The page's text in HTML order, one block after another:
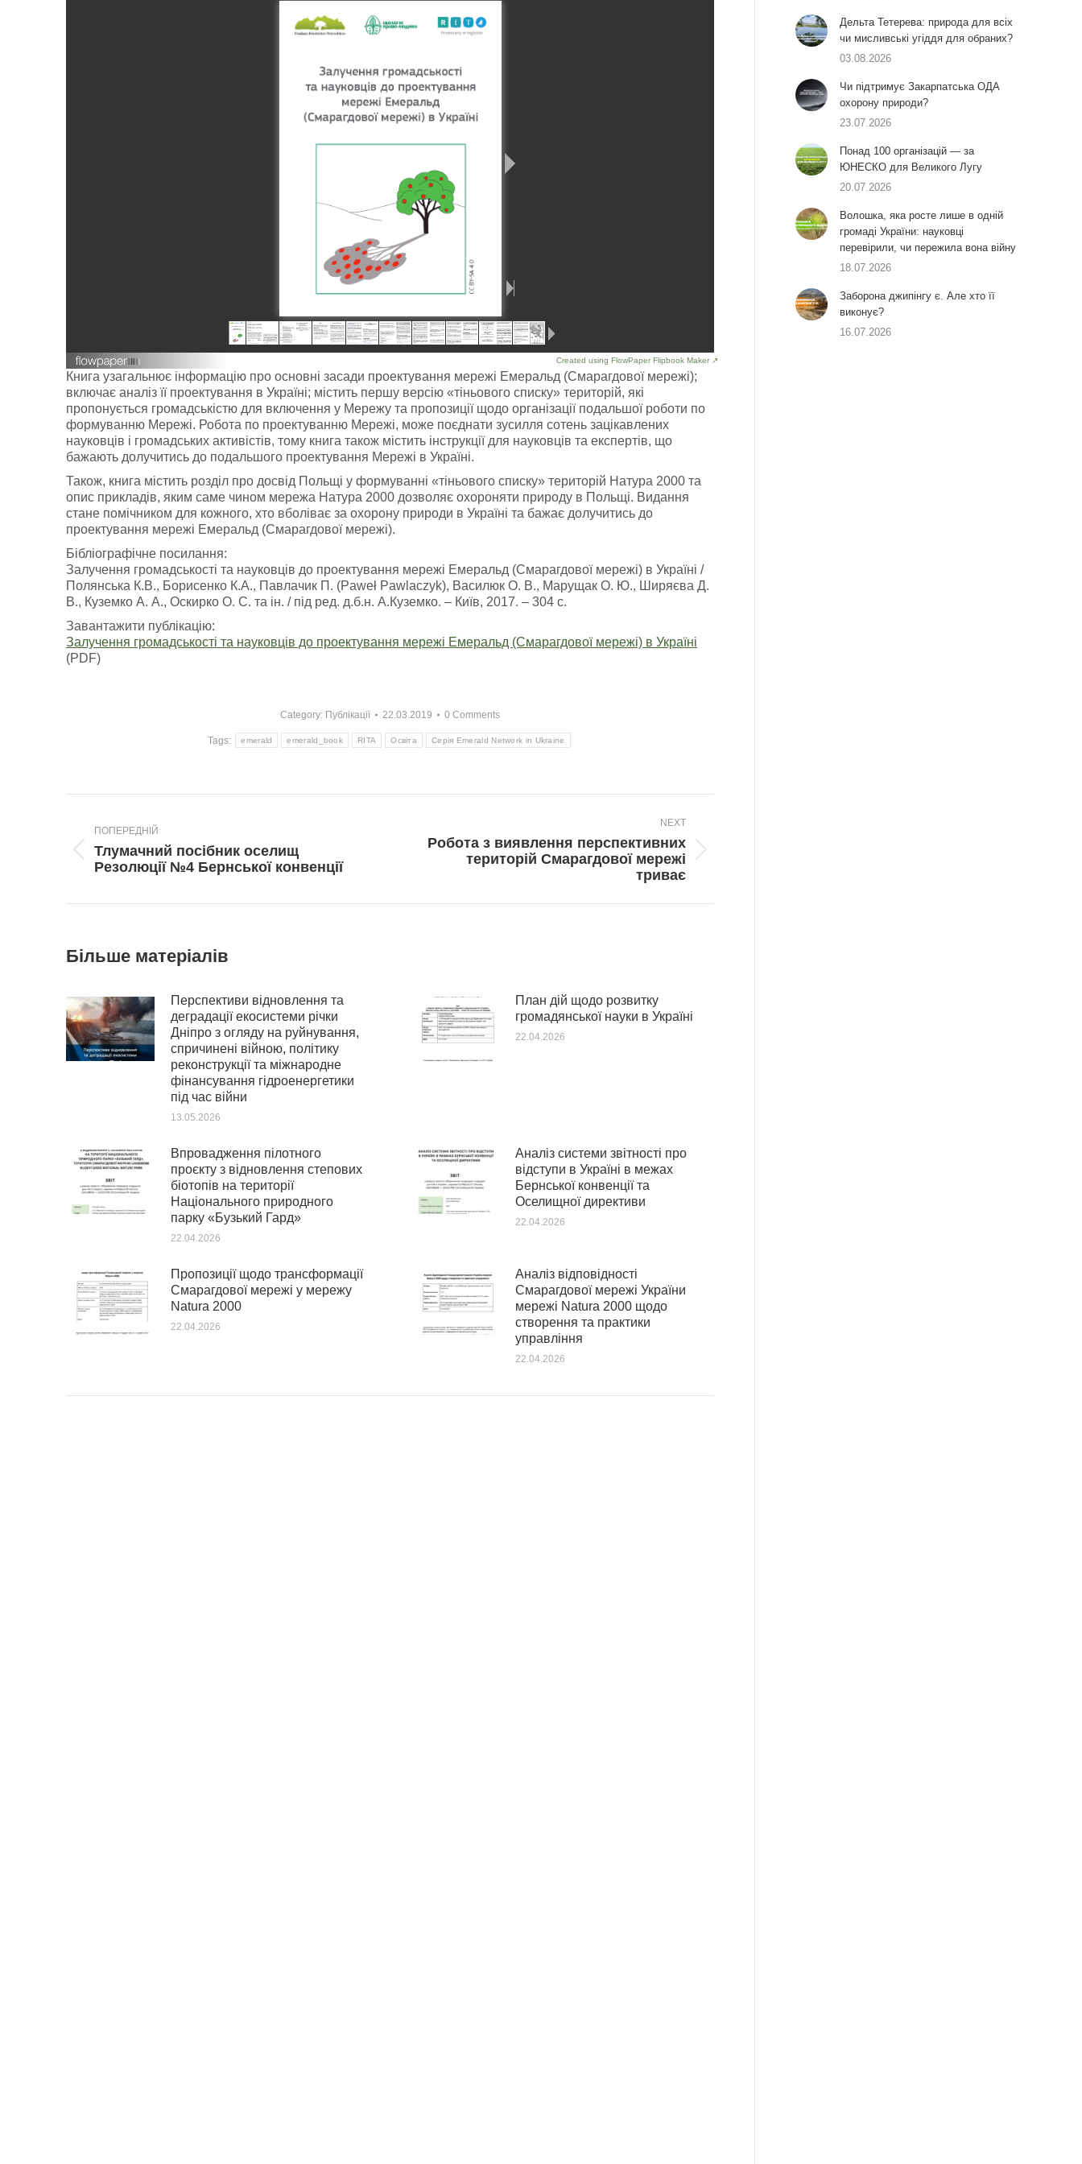
Created using FlowPaper Flipbook Maker ↗
Книга узагальнює інформацію про основні засади проектування мережі Емеральд (Смарагдової мережі);
включає аналіз її проектування в Україні; містить першу версію «тіньового списку» територій, які
пропонується громадськістю для включення у Мережу та пропозиції щодо організації подальшої роботи по
формуванню Мережі. Робота по проектуванню Мережі, може поєднати зусилля сотень зацікавлених
науковців і громадських активістів, тому книга також містить інструкції для науковців та експертів, що
бажають долучитись до подальшого проектування Мережі в Україні.
Також, книга містить розділ про досвід Польщі у формуванні «тіньового списку» територій Натура 2000 та
опис прикладів, яким саме чином мережа Натура 2000 дозволяє охороняти природу в Польщі. Видання
стане помічником для кожного, хто вболіває за охорону природи в Україні та бажає долучитись до
проектування мережі Емеральд (Смарагдової мережі).
Бібліографічне посилання:
Залучення громадськості та науковців до проектування мережі Емеральд (Смарагдової мережі) в Україні /
Полянська К.В., Борисенко К.А., Павлачик П. (Paweł Pawlaczyk), Василюк О. В., Марущак О. Ю., Ширяєва Д.
В., Куземко А. А., Оскирко О. С. та ін. / під ред. д.б.н. А.Куземко. – Київ, 2017. – 304 с.
Завантажити публікацію:
Залучення громадськості та науковців до проектування мережі Емеральд (Смарагдової мережі) в Україні
(PDF)
Category: Публікації 22.03.2019 0 Comments
Tags: emerald emerald_book RITA Освіта Серія Emerald Network in Ukraine
navigation
ПОПЕРЕДНІЙ
Попередній
пост:
Тлумачний посібник оселищ
Резолюції №4 Бернської конвенції
NEXT
Робота з виявлення перспективних
територій Смарагдової мережі
триває
Більше матеріалів
Перспективи відновлення та
деградації екосистеми річки
Дніпро з огляду на руйнування,
спричинені війною, політику
реконструкції та міжнародне
фінансування гідроенергетики
під час війни
13.05.2026
План дій щодо розвитку
громадянської науки в Україні
22.04.2026
Впровадження пілотного
проєкту з відновлення степових
біотопів на території
Національного природного
парку «Бузький Гард»
22.04.2026
Аналіз системи звітності про
відступи в Україні в межах
Бернської конвенції та
Оселищної директиви
22.04.2026
Пропозиції щодо трансформації
Смарагдової мережі у мережу
Natura 2000
22.04.2026
Аналіз відповідності
Смарагдової мережі України
мережі Natura 2000 щодо
створення та практики
управління
22.04.2026
Дельта Тетерева: природа для всіх
чи мисливські угіддя для обраних?
03.08.2026
Чи підтримує Закарпатська ОДА
охорону природи?
23.07.2026
Понад 100 організацій — за
ЮНЕСКО для Великого Лугу
20.07.2026
Волошка, яка росте лише в одній
громаді України: науковці
перевірили, чи пережила вона війну
18.07.2026
Заборона джипінгу є. Але хто її
виконує?
16.07.2026